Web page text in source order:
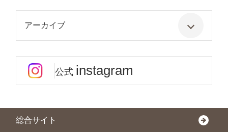
アーカイブ
公式 instagram
総合サイト